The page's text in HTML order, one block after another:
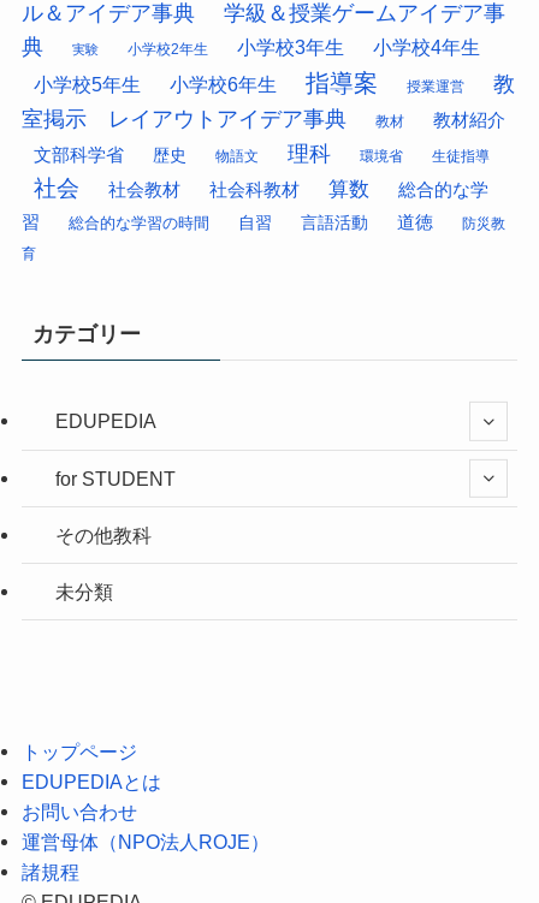
ル＆アイデア事典
学級＆授業ゲームアイデア事
典
実験 小学校2年生 小学校3年生
小学校4年生
小学校5年生
小学校6年生 指導案 授業運営
教
室掲示 レイアウトアイデア事典
教材 教材紹介
文部科学省 歴史 物語文 理科 環境省 生徒指導
社会 社会教材 社会科教材 算数
総合的な学
習
総合的な学習の時間 自習 言語活動 道徳 防災教
育
カテゴリー
EDUPEDIA
for STUDENT
その他教科
未分類
トップページ
EDUPEDIAとは
お問い合わせ
運営母体（NPO法人ROJE）
諸規程